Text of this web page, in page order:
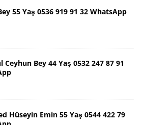
55 Yaş 0536 919 91 32 WhatsApp
Ceyhun Bey 44 Yaş 0532 247 87 91
Hüseyin Emin 55 Yaş 0544 422 79